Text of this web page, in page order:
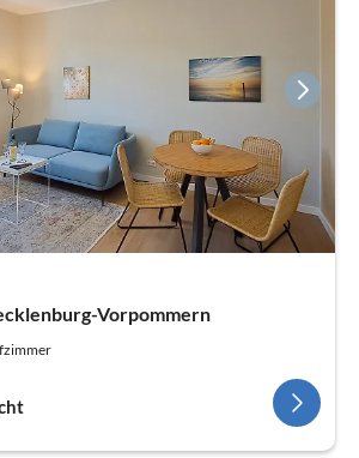
Vorpommern